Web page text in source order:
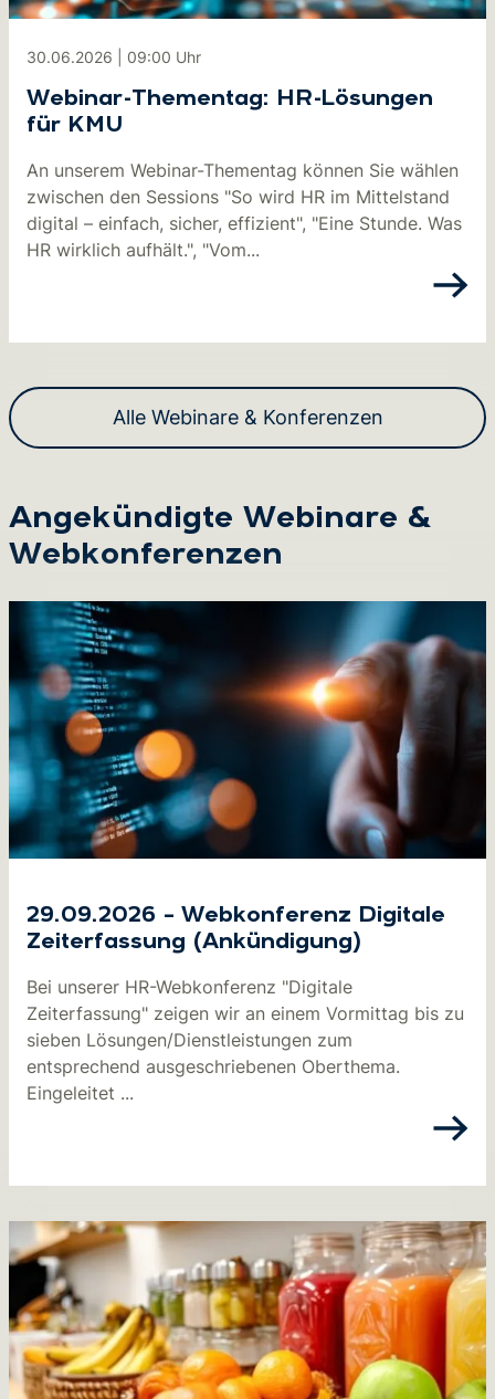
30.06.2026 09:00 Uhr
Webinar-Thementag: HR-Lösungen
für KMU
An unserem Webinar-Thementag können Sie wählen
zwischen den Sessions "So wird HR im Mittelstand
digital – einfach, sicher, effizient", "Eine Stunde. Was
HR wirklich aufhält.", "Vom...
Alle Webinare & Konferenzen
Angekündigte Webinare &
Webkonferenzen
29.09.2026 – Webkonferenz Digitale
Zeiterfassung (Ankündigung)
Bei unserer HR-Webkonferenz "Digitale
Zeiterfassung" zeigen wir an einem Vormittag bis zu
sieben Lösungen/Dienstleistungen zum
entsprechend ausgeschriebenen Oberthema.
Eingeleitet ...